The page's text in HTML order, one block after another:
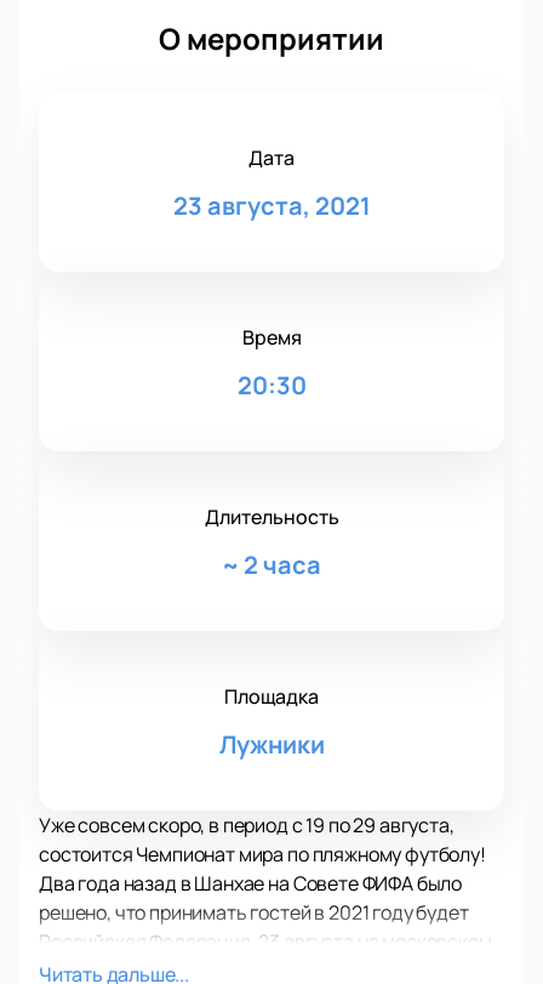
О мероприятии
Дата
23 августа, 2021
Время
20:30
Длительность
~ 2 часа
Площадка
Лужники
Уже совсем скоро, в период с 19 по 29 августа,
состоится Чемпионат мира по пляжному футболу!
Два года назад в Шанхае на Совете ФИФА было
решено, что принимать гостей в 2021 году будет
Российская Федерация. 23 августа на московском
стадионе Олимпийского комплекса «Лужники»
Читать дальше...